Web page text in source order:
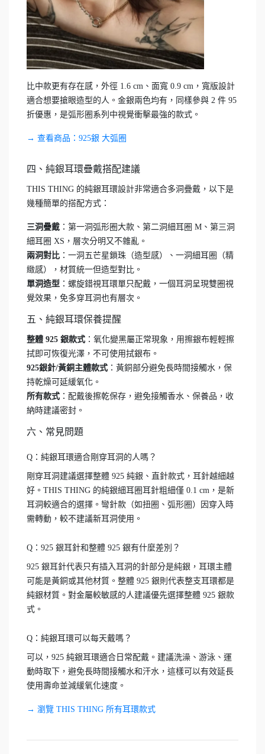
比中款更有存在感，外徑 1.6 cm、面寬 0.9 cm，寬版設計
適合想要搶眼造型的人。金銀兩色均有，同樣參與 2 件 95
折優惠，是弧形圈系列中視覺衝擊最強的款式。
→ 查看商品：925銀 大弧圈
四、純銀耳環疊戴搭配建議
THIS THING 的純銀耳環設計非常適合多洞疊戴，以下是
幾種簡單的搭配方式：
三洞疊戴 ：第一洞弧形圈大款、第二洞細耳圈 M、第三洞
細耳圈 XS，層次分明又不雜亂。
兩洞對比 ：一洞五芒星鎖珠（造型感）、一洞細耳圈（精
緻感），材質統一但造型對比。
單洞造型 ：螺旋錯視耳環單只配戴，一個耳洞呈現雙圈視
覺效果，免多穿耳洞也有層次。
五、純銀耳環保養提醒
整體 925 銀款式 ：氧化變黑屬正常現象，用擦銀布輕輕擦
拭即可恢復光澤，不可使用拭銀布。
925銀針/黃銅主體款式 ：黃銅部分避免長時間接觸水，保
持乾燥可延緩氧化。
所有款式 ：配戴後擦乾保存，避免接觸香水、保養品，收
納時建議密封。
六、常見問題
Q：純銀耳環適合剛穿耳洞的人嗎？
剛穿耳洞建議選擇整體 925 純銀、直針款式，耳針越細越
好。THIS THING 的純銀細耳圈耳針粗細僅 0.1 cm，是新
耳洞較適合的選擇。彎針款（如扭圈、弧形圈）因穿入時
需轉動，較不建議新耳洞使用。
Q：925 銀耳針和整體 925 銀有什麼差別？
925 銀耳針代表只有插入耳洞的針部分是純銀，耳環主體
可能是黃銅或其他材質。整體 925 銀則代表整支耳環都是
純銀材質。對金屬較敏感的人建議優先選擇整體 925 銀款
式。
Q：純銀耳環可以每天戴嗎？
可以，925 純銀耳環適合日常配戴。建議洗澡、游泳、運
動時取下，避免長時間接觸水和汗水，這樣可以有效延長
使用壽命並減緩氧化速度。
→ 瀏覽 THIS THING 所有耳環款式